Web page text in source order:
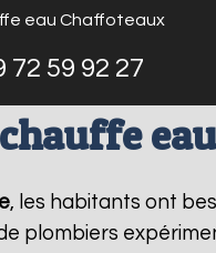
eau Chaffoteaux
72 59 92 27
chauffe
, les habitants ont
plombiers